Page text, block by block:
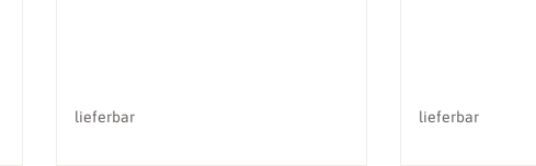
lieferbar lieferbar